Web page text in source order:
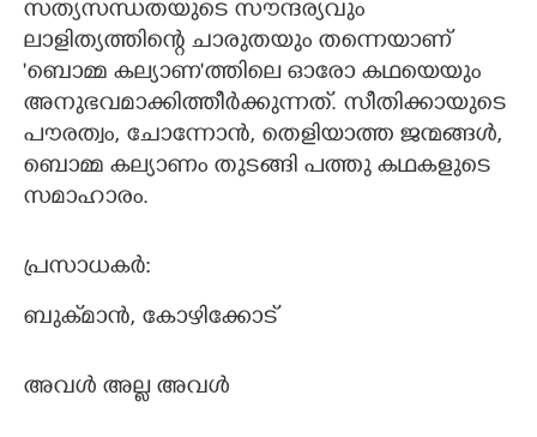
സത്യസന്ധതയുടെ സൗന്ദര്യവും
ലാളിത്യത്തിന്റെ ചാരുതയും തന്നെയാണ്
'ബൊമ്മ കല്യാണ"ത്തിലെ ഓരോ കഥയെയും
അനുഭവമാക്കിത്തീർക്കുന്നത്. സീതിക്കായുടെ
പൗരത്വം,​ ചോന്നോൻ,​ തെളിയാത്ത ജന്മങ്ങൾ,​
ബൊമ്മ കല്യാണം തുടങ്ങി പത്തു കഥകളുടെ
സമാഹാരം.
പ്രസാധകർ:
ബുക്‌മാൻ,​ കോഴിക്കോട്
അവൾ അല്ല അവൾ